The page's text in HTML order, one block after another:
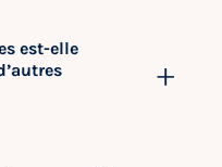
est-elle